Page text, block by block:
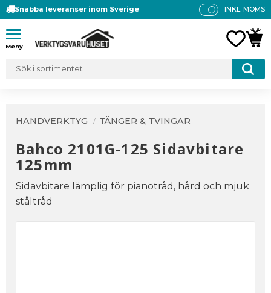
Meny
Snabba leveranser inom Sverige
P
INKL. MOMS
HANDVERKTYG TÄNGER & TVINGAR
Bahco 2101G-125 Sidavbitare
125mm
Sidavbitare lämplig för pianotråd, hård och mjuk
ståltråd